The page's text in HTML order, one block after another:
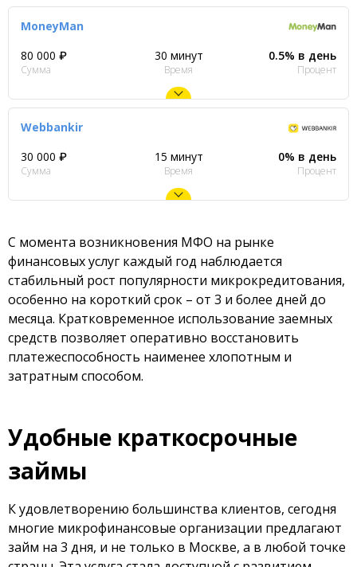
MoneyMan
80 000 ₽
Сумма
30 минут
Время
0.5% в день
Процент
Webbankir
30 000 ₽
Сумма
15 минут
Время
0% в день
Процент
С момента возникновения МФО на рынке
финансовых услуг каждый год наблюдается
стабильный рост популярности микрокредитования,
особенно на короткий срок – от 3 и более дней до
месяца. Кратковременное использование заемных
средств позволяет оперативно восстановить
платежеспособность наименее хлопотным и
затратным способом.
Удобные краткосрочные
займы
К удовлетворению большинства клиентов, сегодня
многие микрофинансовые организации предлагают
займ на 3 дня, и не только в Москве, а в любой точке